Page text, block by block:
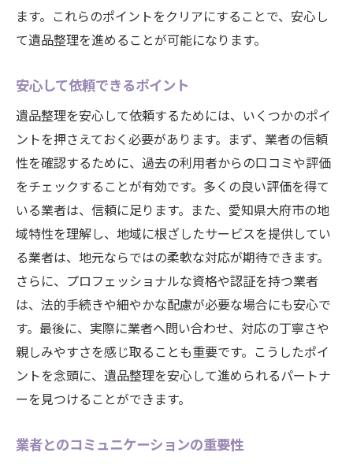
ます。これらのポイントをクリアにすることで、安心し
て遺品整理を進めることが可能になります。
安心して依頼できるポイント
遺品整理を安心して依頼するためには、いくつかのポイ
ントを押さえておく必要があります。まず、業者の信頼
性を確認するために、過去の利用者からの口コミや評価
をチェックすることが有効です。多くの良い評価を得て
いる業者は、信頼に足ります。また、愛知県大府市の地
域特性を理解し、地域に根ざしたサービスを提供してい
る業者は、地元ならではの柔軟な対応が期待できます。
さらに、プロフェッショナルな資格や認証を持つ業者
は、法的手続きや細やかな配慮が必要な場合にも安心で
す。最後に、実際に業者へ問い合わせ、対応の丁寧さや
親しみやすさを感じ取ることも重要です。こうしたポイ
ントを念頭に、遺品整理を安心して進められるパートナ
ーを見つけることができます。
業者とのコミュニケーションの重要性